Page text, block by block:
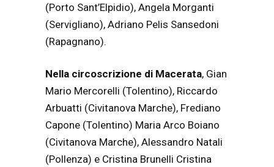
(Porto Sant’Elpidio), Angela Morganti
(Servigliano), Adriano Pelis Sansedoni
(Rapagnano).
Nella circoscrizione di Macerata, Gian
Mario Mercorelli (Tolentino), Riccardo
Arbuatti (Civitanova Marche), Frediano
Capone (Tolentino) Maria Arco Boiano
(Civitanova Marche), Alessandro Natali
(Pollenza) e Cristina Brunelli Cristina